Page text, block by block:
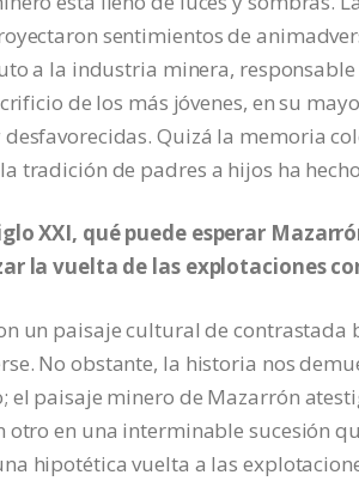
sentimientos de
a la industria minera,
de los más jóvenes, en su
Quizá la memoria
tradición de padres a hijos ha
XXI, qué puede esperar
la vuelta de las explotaciones
un paisaje cultural de
No obstante, la historia nos
el paisaje minero de Mazarrón
otro en una interminable sucesión
hipotética vuelta a las